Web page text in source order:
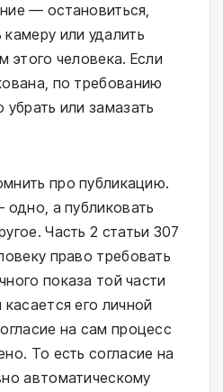
— остановиться,
или удалить
этого человека. Если
по требованию
или замазать
про публикацию.
а публиковать
Часть 2 статьи 307
право требовать
показа той части
его личной
на сам процесс
То есть согласие на
автоматическому